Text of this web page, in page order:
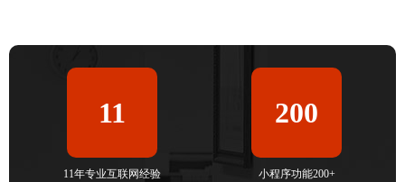
11
11年专业互联网经验
200
小程序功能200+